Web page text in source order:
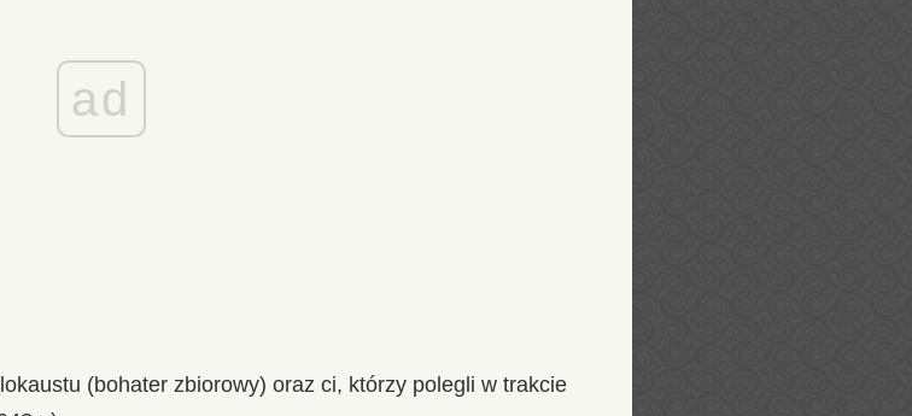
ad
(bohater zbiorowy) oraz ci, którzy polegli w trakcie